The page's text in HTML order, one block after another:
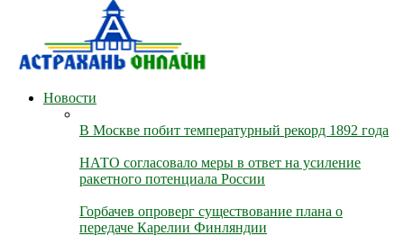
Новости
В Москве побит температурный рекорд 1892 года
НАТО согласовало меры в ответ на усиление
ракетного потенциала России
Горбачев опроверг существование плана о
передаче Карелии Финляндии